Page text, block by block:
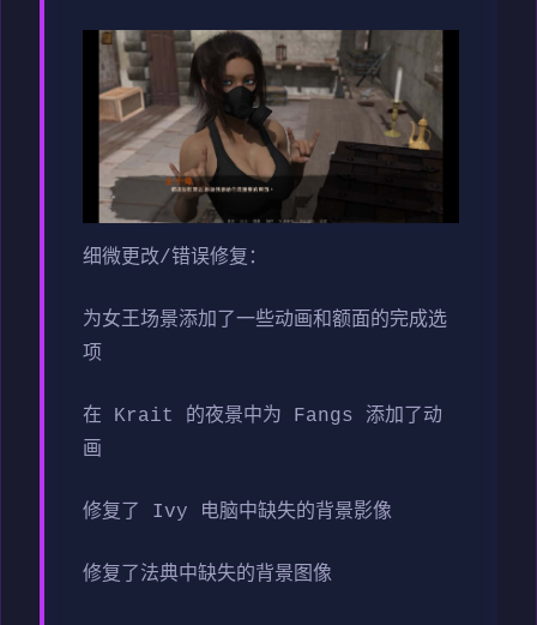
细微更改/错误修复：
为女王场景添加了一些动画和额面的完成选
项
在 Krait 的夜景中为 Fangs 添加了动
画
修复了 Ivy 电脑中缺失的背景影像
修复了法典中缺失的背景图像